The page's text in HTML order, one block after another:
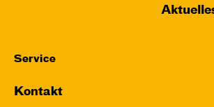
Regie: Philipp Alfons Heitmann,
Central 1
Service
Kontakt